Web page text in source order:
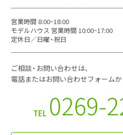
営業時間 8:00~18:00
モデルハウス 営業時間 10:00~17:00
定休日／日曜・祝日
ご相談・お問い合わせは、
電話またはお問い合わせフォームか
TEL 0269-